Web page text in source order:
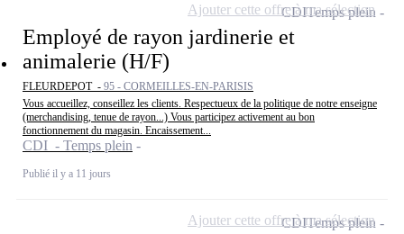
Employé de rayon jardinerie et
animalerie (H/F)
FLEURDEPOT - 95 - CORMEILLES-EN-PARISIS
Vous accueillez, conseillez les clients. Respectueux de la politique de notre enseigne
(merchandising, tenue de rayon...) Vous participez activement au bon
fonctionnement du magasin. Encaissement...
CDI - Temps plein
Publié il y a 11 jours
CDITemps plein
Ajouter cette offre à ma sélection
CDITemps plein
Ajouter cette offre à ma sélection